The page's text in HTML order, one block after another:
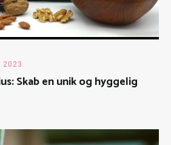
2023
Skab en unik og hyggelig